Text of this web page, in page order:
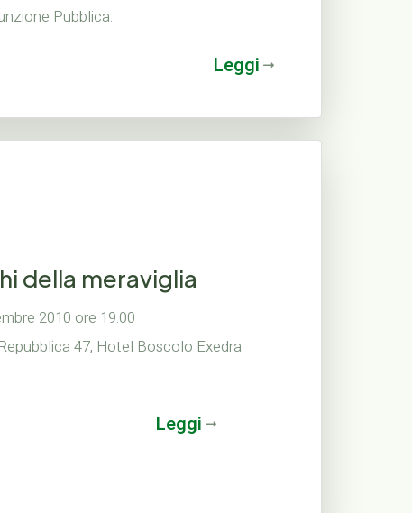
Pubblica.
Leggi
della meraviglia
2010 ore 19.00
47, Hotel Boscolo Exedra
Leggi